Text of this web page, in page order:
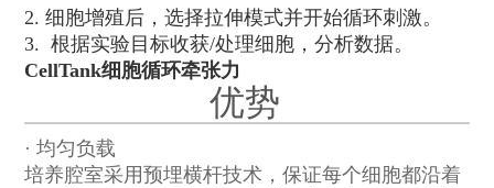
2. 细胞增殖后，选择拉伸模式并开始循环刺激。
3. 根据实验目标收获/处理细胞，分析数据。
CellTank细胞循环牵张力
优势
· 均匀负载
培养腔室采用预埋横杆技术，保证每个细胞都沿着